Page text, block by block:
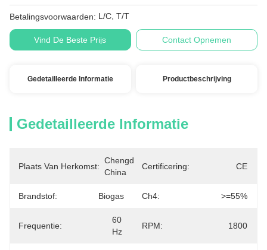
Betalingsvoorwaarden: L/C, T/T
Vind De Beste Prijs Contact Opnemen
Gedetailleerde Informatie Productbeschrijving
Gedetailleerde Informatie
Plaats Van Herkomst:
Chengdu,
China
Certificering: CE
Brandstof: Biogas Ch4: >=55%
Frequentie:
60
Hz
RPM: 1800